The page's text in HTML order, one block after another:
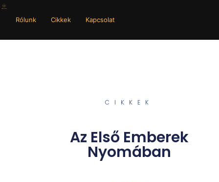
Rólunk Cikkek Kapcsolat
CIKKEK
Az Első Emberek
Nyomában